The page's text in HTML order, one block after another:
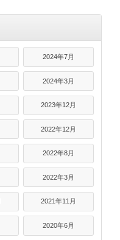
2024年7月
2024年3月
2023年12月
2022年12月
2022年8月
2022年3月
2021年11月
2020年6月